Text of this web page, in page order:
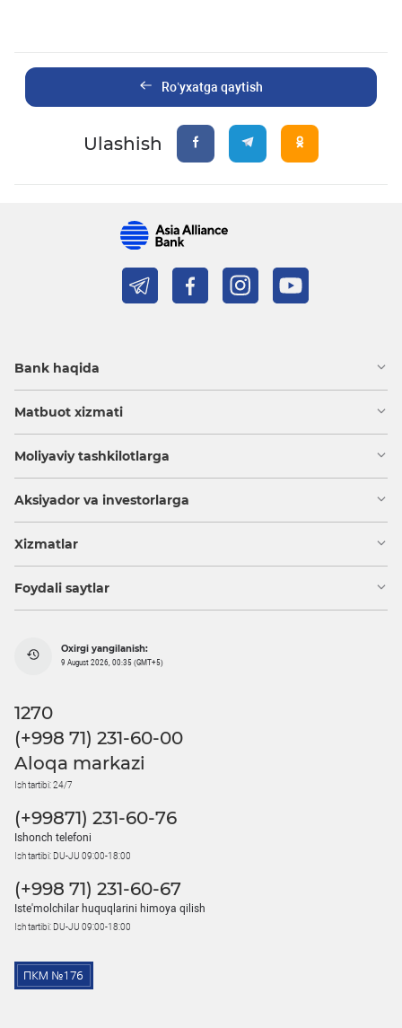
Ro’yxatga qaytish
Ulashish
Bank haqida
Matbuot xizmati
Moliyaviy tashkilotlarga
Aksiyador va investorlarga
Xizmatlar
Foydali saytlar
Oxirgi yangilanish:
9 August 2026, 00:35 (GMT+5)
1270
(+998 71) 231-60-00
Aloqa markazi
Ish tartibi: 24/7
(+99871) 231-60-76
Ishonch telefoni
Ish tartibi: DU-JU 09:00-18:00
(+998 71) 231-60-67
Iste'molchilar huquqlarini himoya qilish
Ish tartibi: DU-JU 09:00-18:00